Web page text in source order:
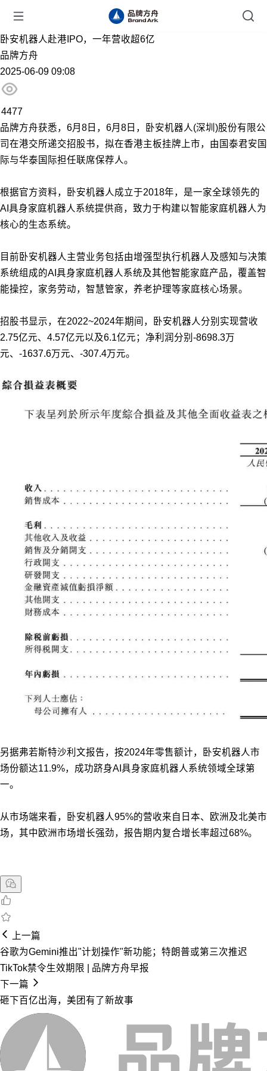
卧安机器人赴港IPO，一年营收超6亿
品牌方舟
2025-06-09 09:08
4477
品牌方舟获悉，6月8日，6月8日，卧安机器人(深圳)股份有限公
司在港交所递交招股书，拟在香港主板挂牌上市，由国泰君安国
际与华泰国际担任联席保荐人。
根据官方资料，卧安机器人成立于2018年，是一家全球领先的
AI具身家庭机器人系统提供商，致力于构建以智能家庭机器人为
核心的生态系统。
目前卧安机器人主营业务包括由增强型执行机器人及感知与决策
系统组成的AI具身家庭机器人系统及其他智能家庭产品，覆盖智
能操控，家务劳动，智慧管家，养老护理等家庭核心场景。
招股书显示，在2022~2024年期间，卧安机器人分别实现营收
2.75亿元、4.57亿元以及6.1亿元；净利润分别-8698.3万
元、-1637.6万元、-307.4万元。
另据弗若斯特沙利文报告，按2024年零售额计，卧安机器人市
场份额达11.9%，成功跻身AI具身家庭机器人系统领域全球第
一。
从市场端来看，卧安机器人95%的营收来自日本、欧洲及北美市
场，其中欧洲市场增长强劲，报告期内复合增长率超过68%。
上一篇
谷歌为Gemini推出"计划操作"新功能；特朗普或第三次推迟
TikTok禁令生效期限 | 品牌方舟早报
下一篇
砸下百亿出海，美团有了新故事